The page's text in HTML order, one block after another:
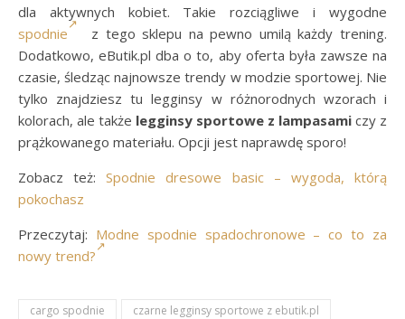
dla aktywnych kobiet. Takie rozciągliwe i wygodne
spodnie
z tego sklepu na pewno umilą każdy trening.
Dodatkowo, eButik.pl dba o to, aby oferta była zawsze na
czasie, śledząc najnowsze trendy w modzie sportowej. Nie
tylko znajdziesz tu legginsy w różnorodnych wzorach i
kolorach, ale także legginsy sportowe z lampasami czy z
prążkowanego materiału. Opcji jest naprawdę sporo!
Zobacz też:Spodnie dresowe basic – wygoda, którą
pokochasz
Przeczytaj: Modne spodnie spadochronowe – co to za
nowy trend?
cargo spodnie
czarne legginsy sportowe z ebutik.pl